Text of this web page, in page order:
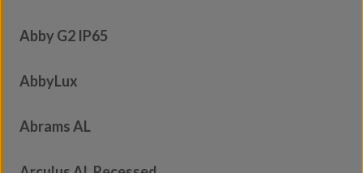
Abby G2 IP65
AbbyLux
Abrams AL